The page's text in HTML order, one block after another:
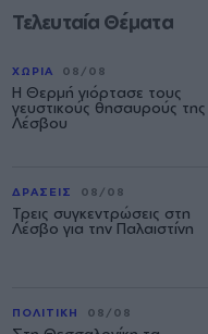
Τελευταία Θέματα
ΧΩΡΙΑ 08/08
Η Θερμή γιόρτασε τους
γευστικούς θησαυρούς της
Λέσβου
ΔΡΑΣΕΙΣ 08/08
Τρεις συγκεντρώσεις στη
Λέσβο για την Παλαιστίνη
ΠΟΛΙΤΙΚΗ 08/08